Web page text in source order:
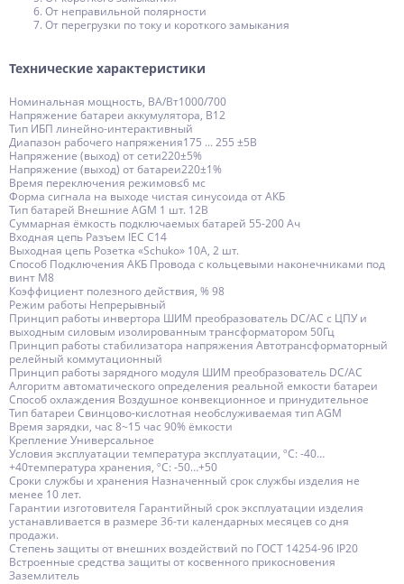
От неправильной полярности
От перегрузки по току и короткого замыкания
Технические характеристики
Номинальная мощность, ВА/Вт1000/700
Напряжение батареи аккумулятора, В12
Тип ИБП линейно-интерактивный
Диапазон рабочего напряжения175 ... 255 ±5В
Напряжение (выход) от сети220±5%
Напряжение (выход) от батареи220±1%
Время переключения режимов≤6 мс
Форма сигнала на выходе чистая синусоида от АКБ
Тип батарей Внешние AGM 1 шт. 12В
Суммарная ёмкость подключаемых батарей 55-200 Ач
Входная цепь Разъем IEC С14
Выходная цепь Розетка «Schuko» 10А, 2 шт.
Способ Подключения АКБ Провода с кольцевыми наконечниками под
винт М8
Коэффициент полезного действия, % 98
Режим работы Непрерывный
Принцип работы инвертора ШИМ преобразователь DC/AC с ЦПУ и
выходным силовым изолированным трансформатором 50Гц
Принцип работы стабилизатора напряжения Автотрансформаторный
релейный коммутационный
Принцип работы зарядного модуля ШИМ преобразователь DC/AC
Алгоритм автоматического определения реальной емкости батареи
Способ охлаждения Воздушное конвекционное и принудительное
Тип батареи Свинцово-кислотная необслуживаемая тип AGM
Время зарядки, час 8~15 час 90% ёмкости
Крепление Универсальное
Условия эксплуатации температура эксплуатации, ºС: -40…
+40температура хранения, ºС: -50…+50
Сроки службы и хранения Назначенный срок службы изделия не
менее 10 лет.
Гарантии изготовителя Гарантийный срок эксплуатации изделия
устанавливается в размере 36-ти календарных месяцев со дня
продажи.
Степень защиты от внешних воздействий по ГОСТ 14254-96 IP20
Встроенные средства защиты от косвенного прикосновения
Заземлитель